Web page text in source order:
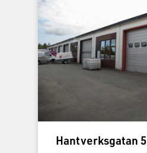
Hantverksgatan 5